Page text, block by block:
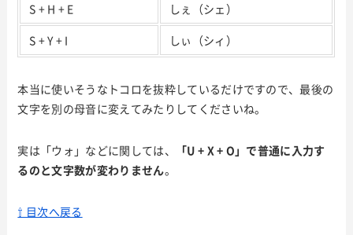
S + H + E
しぇ（シェ）
S + Y + I
しぃ（シィ）
本当に使いそうなトコロを抜粋しているだけですので、最後の
文字を別の母音に変えてみたりしてくださいね。
実は「ウォ」などに関しては、
「U + X + O」で普通に入力す
るのと文字数が変わりません。
⇧ 目次へ戻る